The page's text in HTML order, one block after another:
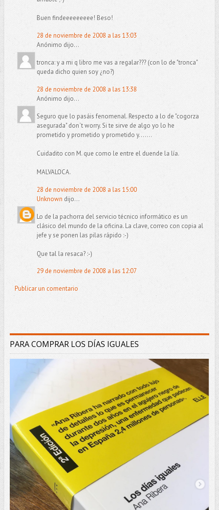
Buen findeeeeeeeee! Beso!
28 de noviembre de 2008 a las 13:03
Anónimo dijo...
tronca: y a mi q libro me vas a regalar??? (con lo de "tronca"
queda dicho quien soy ¿no?)
28 de noviembre de 2008 a las 13:38
Anónimo dijo...
Seguro que lo pasáis fenomenal. Respecto a lo de "cogorza
asegurada" don`t worry. Si te sirve de algo yo lo he
prometido y prometido y prometido y.......
Cuidadito con M. que como le entre el duende la lía.
MALVALOCA.
28 de noviembre de 2008 a las 15:00
Unknown dijo...
Lo de la pachorra del servicio técnico informático es un
clásico del mundo de la oficina. La clave, correo con copia al
jefe y se ponen las pilas rápido :-)
Que tal la resaca? :-)
29 de noviembre de 2008 a las 12:07
Publicar un comentario
PARA COMPRAR LOS DÍAS IGUALES